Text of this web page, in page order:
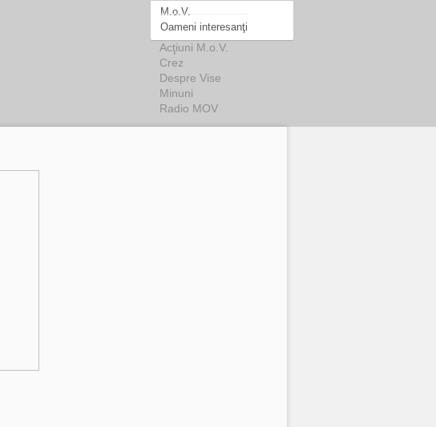
M.o.V.
Oameni interesanţi
Acţiuni M.o.V.
Crez
Despre Vise
Minuni
Radio MOV